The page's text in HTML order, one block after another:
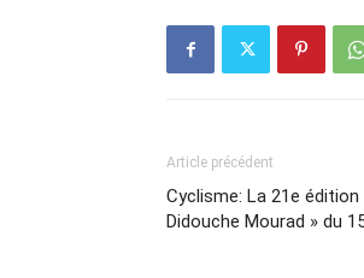
Article précédent
Cyclisme: La 21e édition
Didouche Mourad » du